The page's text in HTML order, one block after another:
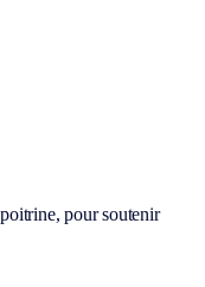
pour soutenir